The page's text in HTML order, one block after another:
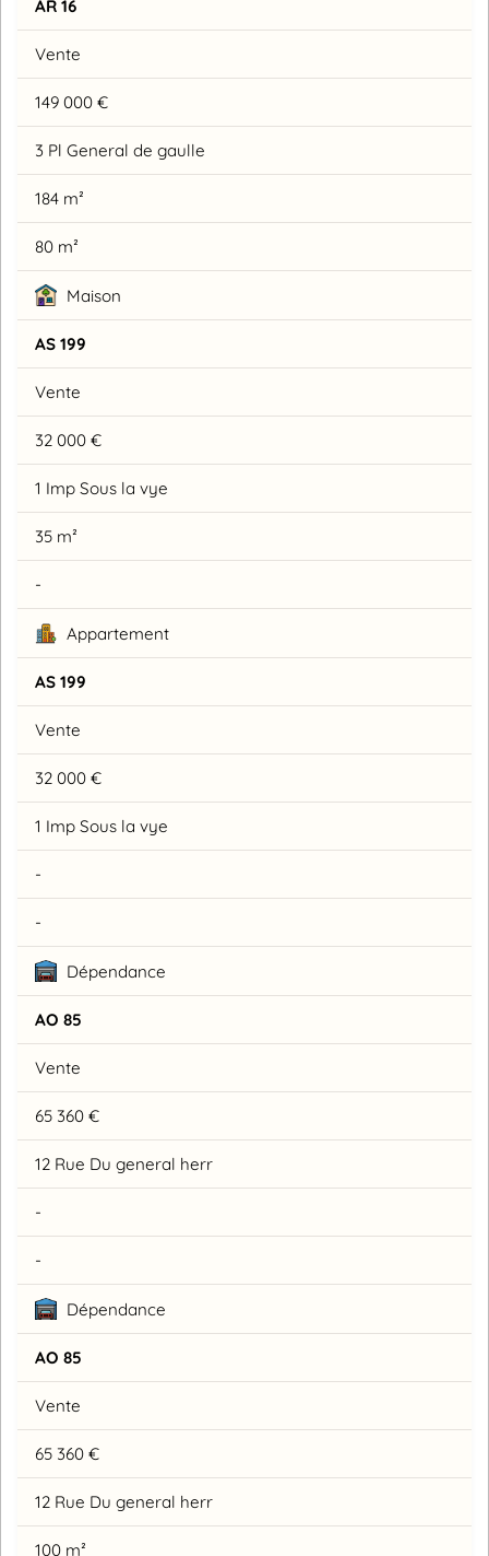
AR 16
Vente
149 000 €
3 Pl General de gaulle
184 m²
80 m²
Maison
AS 199
Vente
32 000 €
1 Imp Sous la vye
35 m²
-
Appartement
AS 199
Vente
32 000 €
1 Imp Sous la vye
-
-
Dépendance
AO 85
Vente
65 360 €
12 Rue Du general herr
-
-
Dépendance
AO 85
Vente
65 360 €
12 Rue Du general herr
100 m²